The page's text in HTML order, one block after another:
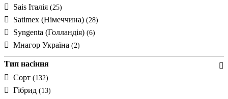
Sais Італія (25)
Satimex (Німеччина) (28)
Syngenta (Голландія) (6)
Мнагор Україна (2)
Тип насіння
Сорт (132)
Гібрид (13)